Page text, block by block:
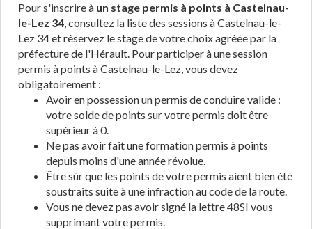
Pour s'inscrire à un stage permis à points à Castelnau-
le-Lez 34, consultez la liste des sessions à Castelnau-le-
Lez 34 et réservez le stage de votre choix agréée par la
préfecture de l'Hérault. Pour participer à une session
permis à points à Castelnau-le-Lez, vous devez
obligatoirement :
Avoir en possession un permis de conduire valide :
votre solde de points sur votre permis doit être
supérieur à 0.
Ne pas avoir fait une formation permis à points
depuis moins d'une année révolue.
Être sûr que les points de votre permis aient bien été
soustraits suite à une infraction au code de la route.
Vous ne devez pas avoir signé la lettre 48SI vous
supprimant votre permis.